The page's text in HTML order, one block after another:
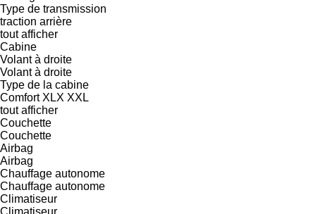
Type de transmission
traction arrière
tout afficher
Cabine
Volant à droite
Volant à droite
Type de la cabine
Comfort XLX XXL
tout afficher
Couchette
Couchette
Airbag
Airbag
Chauffage autonome
Chauffage autonome
Climatiseur
Climatiseur